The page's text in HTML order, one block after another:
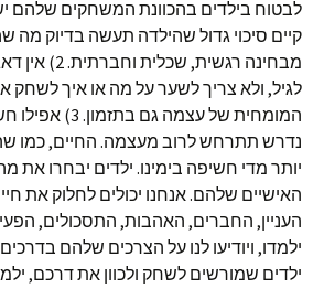
קיים סיכוי גדול שהילדה תעשה בדיוק מה
מבחינה רגשית,
לגיל, ולא צריך לשער על מה או איך לשחק
המומחית של עצמה
נדרש תתרחש לרוב מעצמה. החיים, כמו
יותר מדי חשיפה בימינו. ילדים יבחרו את
האישיים שלהם. אנחנו יכולים לחלוק את
העניין, החברים, האהבות, התסכולים,
ילמדו, ויודיעו לנו על הצרכים שלהם
ילדים שמורשים לשחק ולכוון את דרכם,